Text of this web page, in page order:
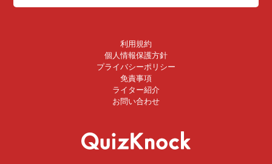
利用規約
個人情報保護方針
プライバシーポリシー
免責事項
ライター紹介
お問い合わせ